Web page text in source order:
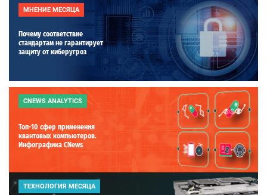
МНЕНИЕ МЕСЯЦА
Почему соответствие
стандартам не гарантирует
защиту от киберугроз
CNEWS ANALYTICS
Топ-10 сфер применения
квантовых компьютеров.
Инфографика CNews
ТЕХНОЛОГИЯ МЕСЯЦА